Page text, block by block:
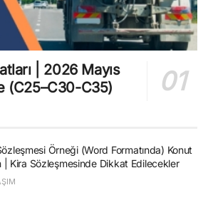
| 2026 Mayıs
(C25–C30-C35)
Örneği (Word Formatında) Konut
| Kira Sözleşmesinde Dikkat Edilecekler